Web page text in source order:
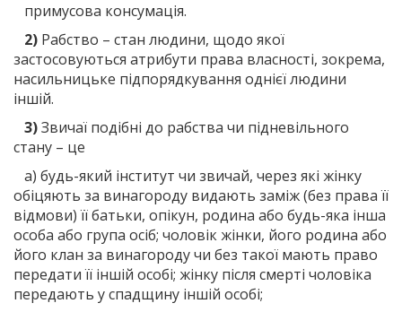
примусова консумація.
2) Рабство – стан людини, щодо якої
застосовуються атрибути права власності, зокрема,
насильницьке підпорядкування однієї людини
іншій.
3)Звичаї подібні до рабства чи підневільного
стану – це
а) будь-який інститут чи звичай, через які жінку
обіцяють за винагороду видають заміж (без права її
відмови) її батьки, опікун, родина або будь-яка інша
особа або група осіб; чоловік жінки, його родина або
його клан за винагороду чи без такої мають право
передати її іншій особі; жінку після смерті чоловіка
передають у спадщину іншій особі;